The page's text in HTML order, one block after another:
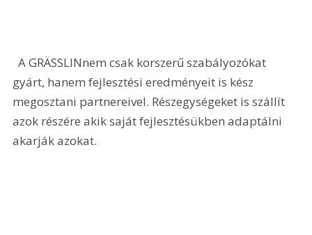
gyárt, hanem fejlesztési eredményeit is kész
megosztani partnereivel. Részegységeket is szállít
azok részére akik saját fejlesztésükben adaptálni
akarják azokat.